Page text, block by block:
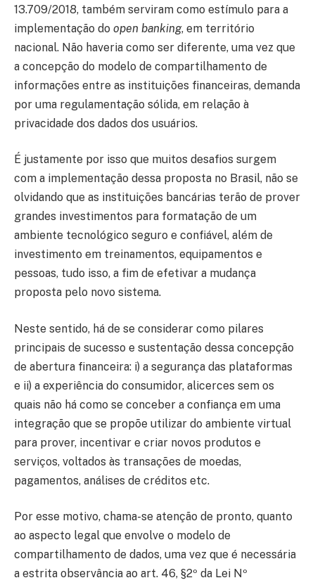
13.709/2018, também serviram como estímulo para a
implementação do open banking, em território
nacional. Não haveria como ser diferente, uma vez que
a concepção do modelo de compartilhamento de
informações entre as instituições financeiras, demanda
por uma regulamentação sólida, em relação à
privacidade dos dados dos usuários.
É justamente por isso que muitos desafios surgem
com a implementação dessa proposta no Brasil, não se
olvidando que as instituições bancárias terão de prover
grandes investimentos para formatação de um
ambiente tecnológico seguro e confiável, além de
investimento em treinamentos, equipamentos e
pessoas, tudo isso, a fim de efetivar a mudança
proposta pelo novo sistema.
Neste sentido, há de se considerar como pilares
principais de sucesso e sustentação dessa concepção
de abertura financeira: i) a segurança das plataformas
e ii) a experiência do consumidor, alicerces sem os
quais não há como se conceber a confiança em uma
integração que se propõe utilizar do ambiente virtual
para prover, incentivar e criar novos produtos e
serviços, voltados às transações de moedas,
pagamentos, análises de créditos etc.
Por esse motivo, chama-se atenção de pronto, quanto
ao aspecto legal que envolve o modelo de
compartilhamento de dados, uma vez que é necessária
a estrita observância ao art. 46, §2º da Lei Nº